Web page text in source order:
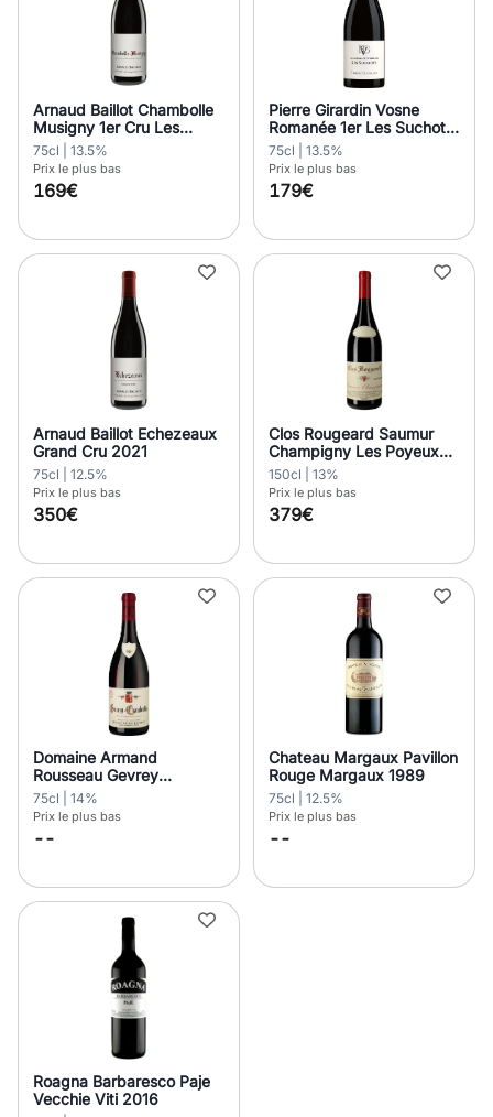
Arnaud Baillot Chambolle
Musigny 1er Cru Les
Lavrottes 2021
75cl | 13.5%
Prix le plus bas
169€
Pierre Girardin Vosne
Romanée 1er Les Suchots
2020
75cl | 13.5%
Prix le plus bas
179€
Arnaud Baillot Echezeaux
Grand Cru 2021
75cl | 12.5%
Prix le plus bas
350€
Clos Rougeard Saumur
Champigny Les Poyeux
2019 Magnum 1,5L
150cl | 13%
Prix le plus bas
379€
Domaine Armand
Rousseau Gevrey
Chambertin 2020
75cl | 14%
Prix le plus bas
--
Chateau Margaux Pavillon
Rouge Margaux 1989
75cl | 12.5%
Prix le plus bas
--
Roagna Barbaresco Paje
Vecchie Viti 2016